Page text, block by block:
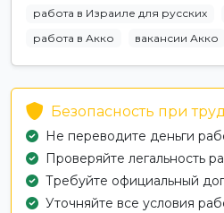
работа в Израиле для русских
работа в Акко
вакансии Акко
Безопасность при
Не переводите деньги
Проверяйте легальность
Требуйте официальный
Уточняйте все условия